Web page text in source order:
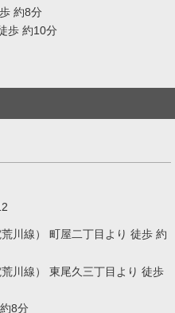
約8分
歩 約10分
川線） 町屋二丁目より 徒歩 約
川線） 東尾久三丁目より 徒歩
8分